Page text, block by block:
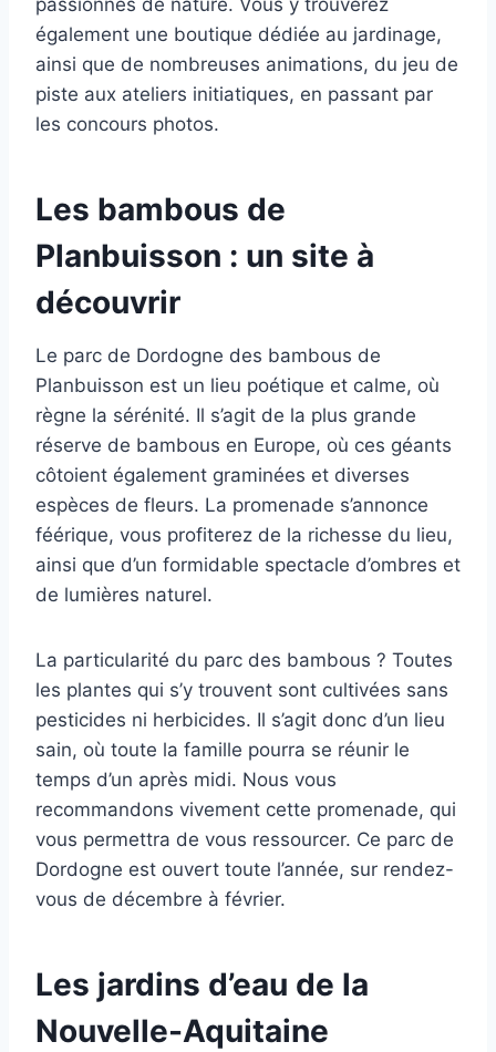
passionnés de nature. Vous y trouverez
également une boutique dédiée au jardinage,
ainsi que de nombreuses animations, du jeu de
piste aux ateliers initiatiques, en passant par
les concours photos.
Les bambous de
Planbuisson : un site à
découvrir
Le parc de Dordogne des bambous de
Planbuisson est un lieu poétique et calme, où
règne la sérénité. Il s’agit de la plus grande
réserve de bambous en Europe, où ces géants
côtoient également graminées et diverses
espèces de fleurs. La promenade s’annonce
féérique, vous profiterez de la richesse du lieu,
ainsi que d’un formidable spectacle d’ombres et
de lumières naturel.
La particularité du parc des bambous ? Toutes
les plantes qui s’y trouvent sont cultivées sans
pesticides ni herbicides. Il s’agit donc d’un lieu
sain, où toute la famille pourra se réunir le
temps d’un après midi. Nous vous
recommandons vivement cette promenade, qui
vous permettra de vous ressourcer. Ce parc de
Dordogne est ouvert toute l’année, sur rendez-
vous de décembre à février.
Les jardins d’eau de la
Nouvelle-Aquitaine